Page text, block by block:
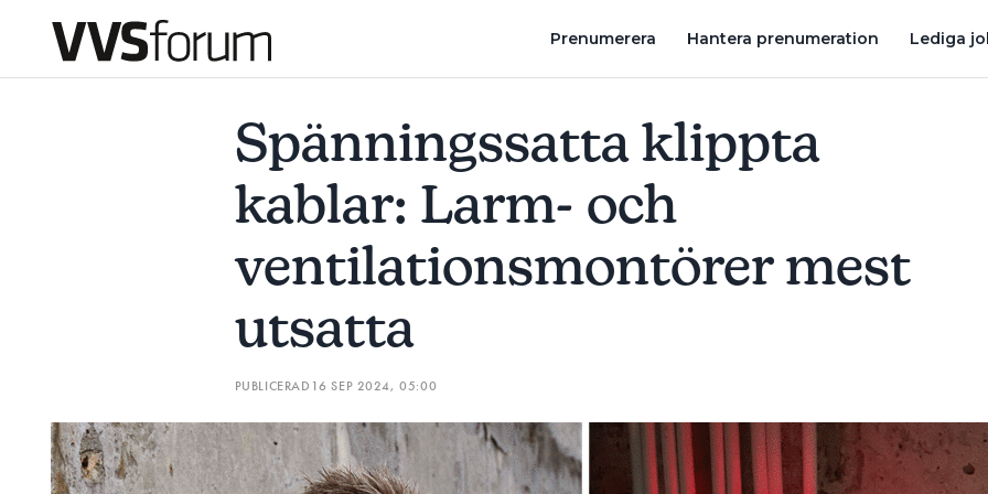
Prenumerera Hantera prenumeration Lediga
Prenumerera
Hantera prenumeration
Läs E-tidningen
Om tidningen
Kontakt
Spänningssatta klippta
kablar: Larm- och
ventilationsmontörer mest
utsatta
PUBLICERAD 16 SEP 2024, 05:00
SPÄNNINGSSATTA KLIPPTA KABLAR: LARM- OCH VENTILATIONSMONTÖRER MEST UTSATTA KLÄDJÄTTEN OM